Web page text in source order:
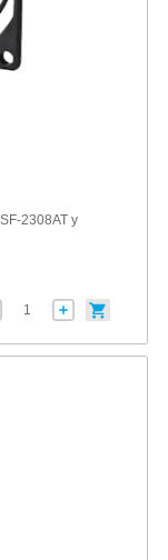
2308AT y